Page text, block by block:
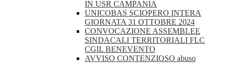
IN USR CAMPANIA
UNICOBAS SCIOPERO INTERA
GIORNATA 31 OTTOBRE 2024
CONVOCAZIONE ASSEMBLEE
SINDACALI TERRITORIALI FLC
CGIL BENEVENTO
AVVISO CONTENZIOSO abuso